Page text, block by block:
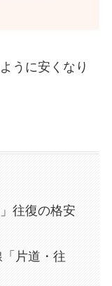
うに安くなり
往復の格安
「片道・往